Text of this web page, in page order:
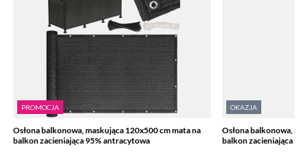
PROMOCJA
Osłona balkonowa, maskująca 120x500 cm mata na
balkon zacieniająca 95% antracytowa
OKAZJA
Osłona balkonowa,
balkon zacieniająca